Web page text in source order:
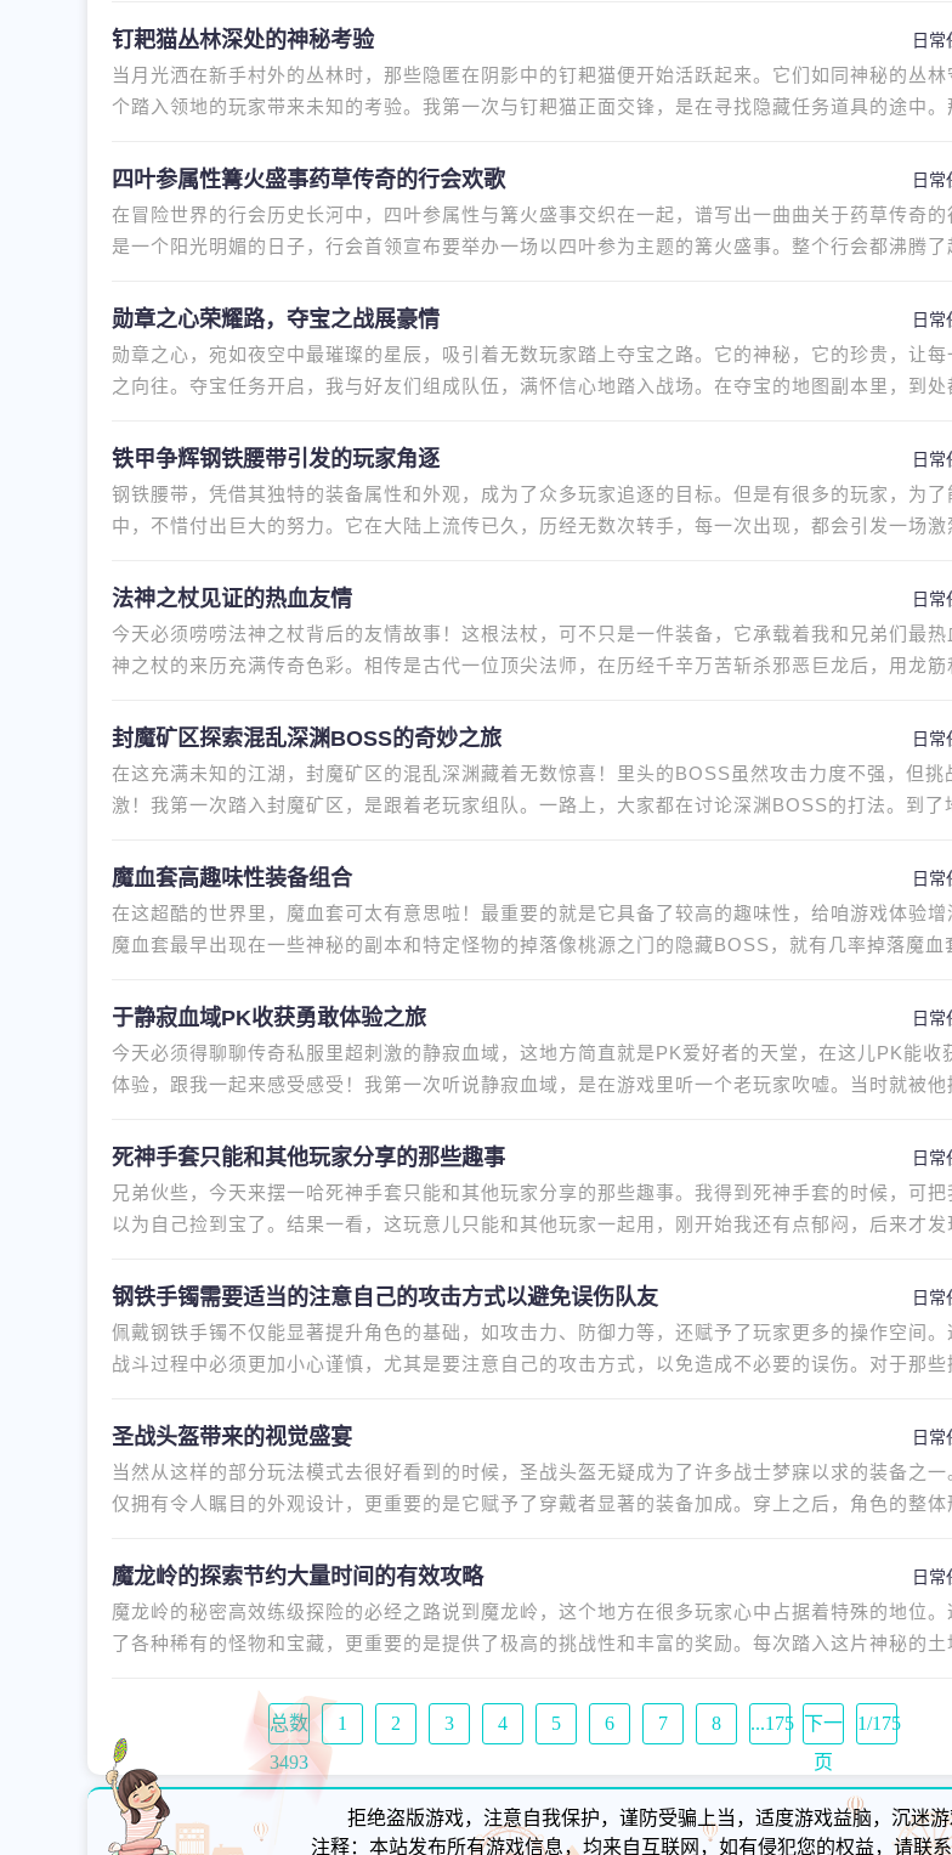
钉耙猫丛林深处的神秘考验
当月光洒在新手村外的丛林时，那些隐匿在阴影中的钉耙猫便开始活跃起来。它们如同神秘的丛
个踏入领地的玩家带来未知的考验。我第一次与钉耙猫正面交锋，是在寻找隐藏任务道具的途中。
日常
四叶参属性篝火盛事药草传奇的行会欢歌
在冒险世界的行会历史长河中，四叶参属性与篝火盛事交织在一起，谱写出一曲曲关于药草传奇的
是一个阳光明媚的日子，行会首领宣布要举办一场以四叶参为主题的篝火盛事。整个行会都沸腾了
日常
勋章之心荣耀路，夺宝之战展豪情
勋章之心，宛如夜空中最璀璨的星辰，吸引着无数玩家踏上夺宝之路。它的神秘，它的珍贵，让每
之向往。夺宝任务开启，我与好友们组成队伍，满怀信心地踏入战场。在夺宝的地图副本里，到处
日常
铁甲争辉钢铁腰带引发的玩家角逐
钢铁腰带，凭借其独特的装备属性和外观，成为了众多玩家追逐的目标。但是有很多的玩家，为了
中，不惜付出巨大的努力。它在大陆上流传已久，历经无数次转手，每一次出现，都会引发一场激
日常
法神之杖见证的热血友情
今天必须唠唠法神之杖背后的友情故事！这根法杖，可不只是一件装备，它承载着我和兄弟们最热
神之杖的来历充满传奇色彩。相传是古代一位顶尖法师，在历经千辛万苦斩杀邪恶巨龙后，用龙筋
日常
封魔矿区探索混乱深渊BOSS的奇妙之旅
在这充满未知的江湖，封魔矿区的混乱深渊藏着无数惊喜！里头的BOSS虽然攻击力度不强，但挑
激！我第一次踏入封魔矿区，是跟着老玩家组队。一路上，大家都在讨论深渊BOSS的打法。到了
日常
魔血套高趣味性装备组合
在这超酷的世界里，魔血套可太有意思啦！最重要的就是它具备了较高的趣味性，给咱游戏体验增
魔血套最早出现在一些神秘的副本和特定怪物的掉落像桃源之门的隐藏BOSS，就有几率掉落魔血
日常
于静寂血域PK收获勇敢体验之旅
今天必须得聊聊传奇私服里超刺激的静寂血域，这地方简直就是PK爱好者的天堂，在这儿PK能收
体验，跟我一起来感受感受！我第一次听说静寂血域，是在游戏里听一个老玩家吹嘘。当时就被他
日常
死神手套只能和其他玩家分享的那些趣事
兄弟伙些，今天来摆一哈死神手套只能和其他玩家分享的那些趣事。我得到死神手套的时候，可把
以为自己捡到宝了。结果一看，这玩意儿只能和其他玩家一起用，刚开始我还有点郁闷，后来才发
日常
钢铁手镯需要适当的注意自己的攻击方式以避免误伤队友
佩戴钢铁手镯不仅能显著提升角色的基础，如攻击力、防御力等，还赋予了玩家更多的操作空间。
战斗过程中必须更加小心谨慎，尤其是要注意自己的攻击方式，以免造成不必要的误伤。对于那些
日常
圣战头盔带来的视觉盛宴
当然从这样的部分玩法模式去很好看到的时候，圣战头盔无疑成为了许多战士梦寐以求的装备之一
仅拥有令人瞩目的外观设计，更重要的是它赋予了穿戴者显著的装备加成。穿上之后，角色的整体
日常
魔龙岭的探索节约大量时间的有效攻略
魔龙岭的秘密高效练级探险的必经之路说到魔龙岭，这个地方在很多玩家心中占据着特殊的地位
了各种稀有的怪物和宝藏，更重要的是提供了极高的挑战性和丰富的奖励。每次踏入这片神秘的土
日常
总数
3493
1 2 3 4 5 6 7 8 ...175 下一
页
1/175
拒绝盗版游戏，注意自我保护，谨防受骗上当，适度游戏益脑，沉迷
注释：本站发布所有游戏信息，均来自互联网，如有侵犯您的权益，请联